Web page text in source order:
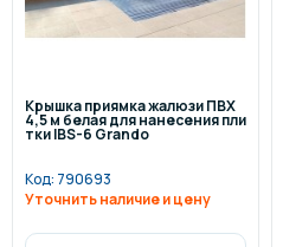
Крышка приямка жалюзи ПВХ
4,5 м белая для нанесения пли
тки IBS-6 Grando
Код: 790693
Уточнить наличие и цену